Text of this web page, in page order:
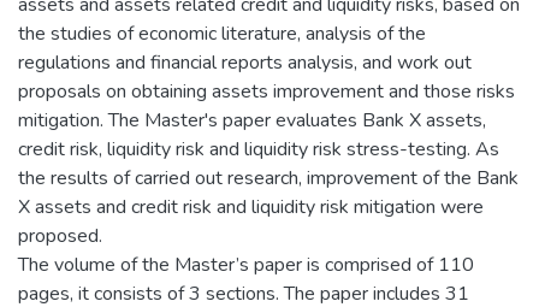
the studies of economic literature, analysis of the
regulations and financial reports analysis, and work out
proposals on obtaining assets improvement and those risks
mitigation. The Master's paper evaluates Bank X assets,
credit risk, liquidity risk and liquidity risk stress-testing. As
the results of carried out research, improvement of the Bank
X assets and credit risk and liquidity risk mitigation were
proposed.
The volume of the Master’s paper is comprised of 110
pages, it consists of 3 sections. The paper includes 31